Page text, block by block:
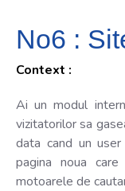
No6 :
Context :
Ai un modul
vizitatorilor sa
data cand un
pagina noua
motoarele de